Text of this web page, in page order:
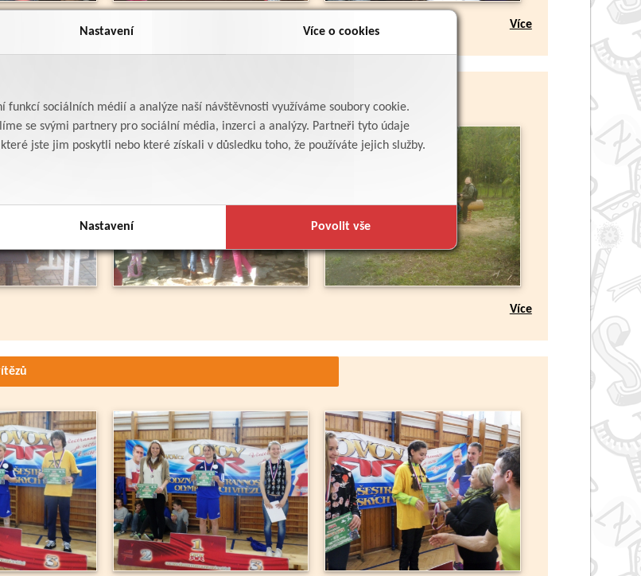
Nastavení Více o cookies
funkcí sociálních médií a analýze naší návštěvnosti využíváme soubory cookie.
se svými partnery pro sociální média, inzerci a analýzy. Partneři tyto údaje
jste jim poskytli nebo které získali v důsledku toho, že používáte jejich služby.
Nastavení Povolit vše
Více
Více